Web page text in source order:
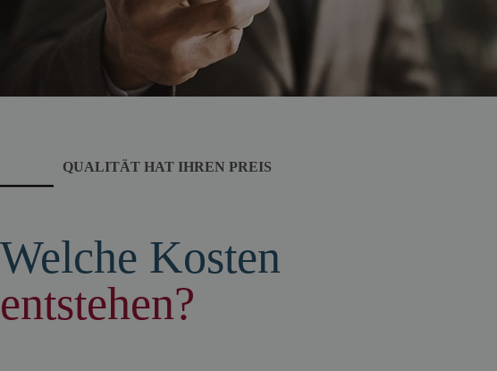
QUALITÄT HAT IHREN PREIS
Welche Kosten
entstehen?